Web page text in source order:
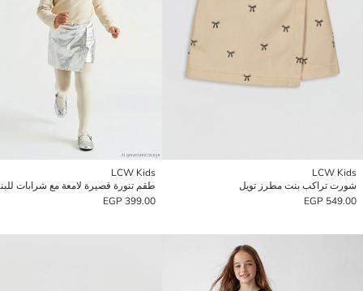
LCW Kids
شورت تراكب بنت مطرز تويل
549.00 EGP
LCW Kids
طقم تنورة قصيرة لامعة مع شرابات
399.00 EGP